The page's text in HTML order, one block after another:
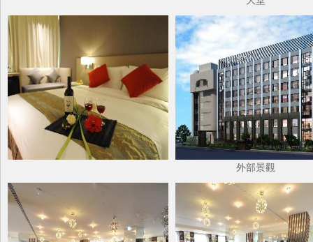
外部景觀